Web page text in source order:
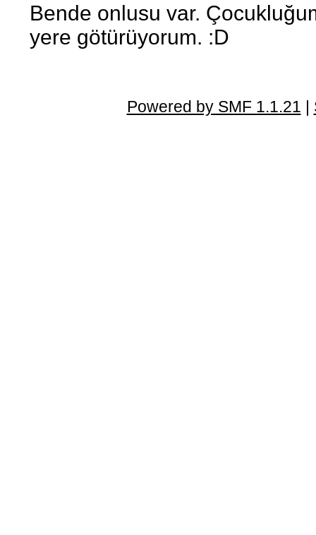
Bende onlusu var.
yere götürüyorum. :D
Powered by SMF 1.1.21 |